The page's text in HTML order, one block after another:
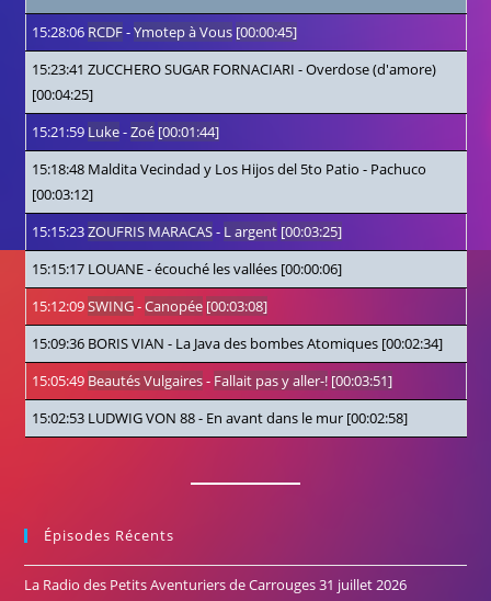
15:28:06 RCDF-Ymotep à Vous [00:00:45]
15:23:41 ZUCCHERO SUGAR FORNACIARI -Overdose (d'amore)
[00:04:25]
15:21:59 Luke-Zoé [00:01:44]
15:18:48 Maldita Vecindad y Los Hijos del 5to Patio - Pachuco
[00:03:12]
15:15:23ZOUFRIS MARACAS- L argent [00:03:25]
15:15:17 LOUANE-écouché les vallées [00:00:06]
15:12:09SWING-Canopée [00:03:08]
15:09:36 BORIS VIAN - La Java des bombes Atomiques [00:02:34]
15:05:49 Beautés Vulgaires- Fallait pas y aller-! [00:03:51]
15:02:53 LUDWIG VON 88- En avant dans le mur [00:02:58]
Épisodes Récents
La Radio des Petits Aventuriers de Carrouges31 juillet 2026